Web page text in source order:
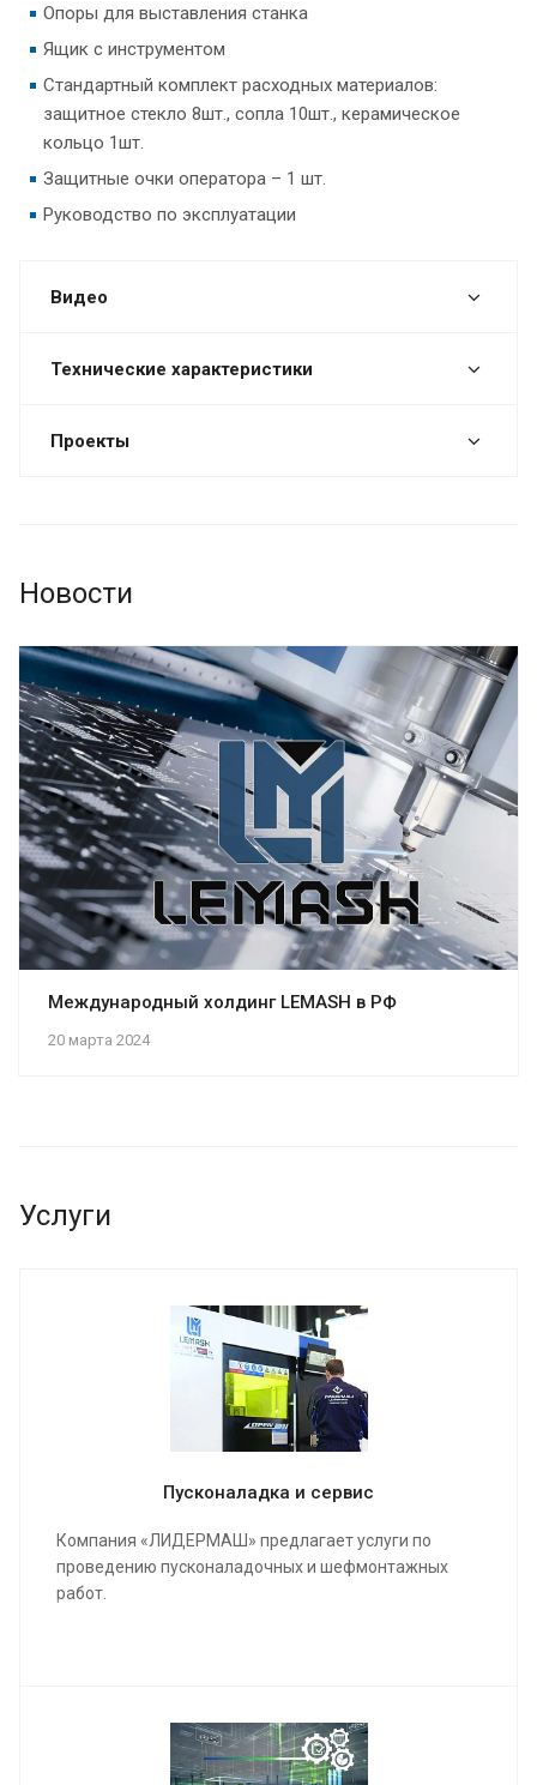
Опоры для выставления станка
Ящик с инструментом
Стандартный комплект расходных материалов:
защитное стекло 8шт., сопла 10шт., керамическое
кольцо 1шт.
Защитные очки оператора – 1 шт.
Руководство по эксплуатации
Видео
Технические характеристики
Проекты
Новости
20 марта 2024
Международный холдинг LEMASH в РФ
Услуги
Пусконаладка и сервис
Компания «ЛИДЕРМАШ» предлагает услуги по
проведению пусконаладочных и шефмонтажных
работ.
о выполненных работах и сдадим полностью
качественно настроенный станок в кратчайшие